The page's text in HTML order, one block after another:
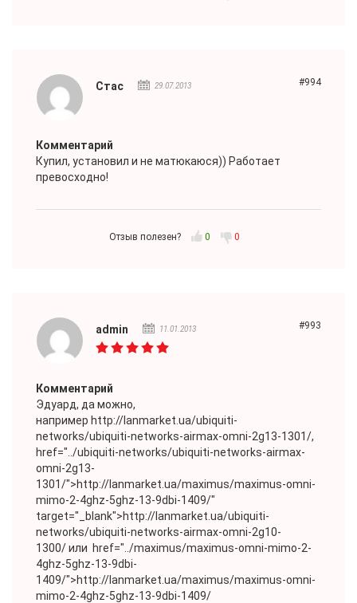
#994
Стас 29.07.2013
Комментарий
Купил, установил и не матюкаюся)) Работает
превосходно!
Отзыв полезен? 0 0
#993
admin 11.01.2013
Комментарий
Эдуард, да можно,
например http://lanmarket.ua/ubiquiti-
networks/ubiquiti-networks-airmax-omni-2g13-1301/,
href="../ubiquiti-networks/ubiquiti-networks-airmax-
omni-2g13-
1301/">http://lanmarket.ua/maximus/maximus-omni-
mimo-2-4ghz-5ghz-13-9dbi-1409/"
target="_blank">http://lanmarket.ua/ubiquiti-
networks/ubiquiti-networks-airmax-omni-2g10-
1300/ или href="../maximus/maximus-omni-mimo-2-
4ghz-5ghz-13-9dbi-
1409/">http://lanmarket.ua/maximus/maximus-omni-
mimo-2-4ghz-5ghz-13-9dbi-1409/